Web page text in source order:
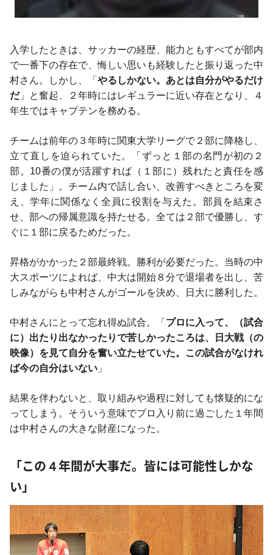
入学したときは、サッカーの経歴、能力ともすべてが部内
で一番下の存在で、悔しい思いも経験したと振り返った中
村さん。しかし、「 やるしかない。あとは自分がやるだけ
だ」と奮起、２年時にはレギュラーに近い存在となり、４
年生ではキャプテンを務める。
チームは前年の３年時に関東大学リーグで２部に降格し、
立て直しを迫られていた。「ずっと１部の名門が初の２
部。10番の僕が活躍すれば（１部に）残れたと責任を感
じました」。チーム内で話し合い、改善すべきところを変
え、学年に関係なく全員に役割を与えた。部員を結束さ
せ、部への帰属意識を持たせる。全ては２部で優勝し、す
ぐに１部に戻るためだった。
昇格がかかった２部最終戦。勝利が必要だった。当時の中
大スポーツによれば、中大は開始８分で退場者を出し、苦
しみながらも中村さんがゴールを決め、日大に勝利した。
中村さんにとって忘れ得ぬ試合。「 プロに入って、（試合
に）出たり出なかったりで苦しかったころは、日大戦（の
映像）を見て自分を奮い立たせていた。この試合がなけれ
ば今の自分はいない 」
結果を伴わないと、取り組みや過程に対しても懐疑的にな
ってしまう。そういう意味でプロ入り前に過ごした１年間
は中村さんの大きな財産になった。
「この４年間が大事だ。皆には可能性しかな
い」